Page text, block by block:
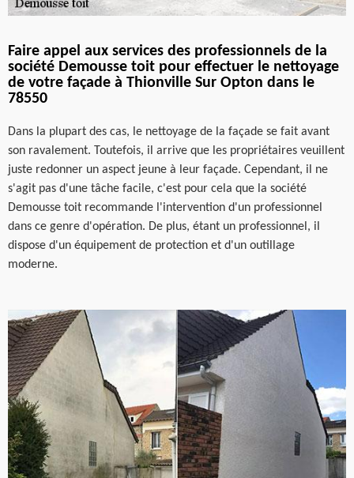
Faire appel aux services des professionnels de la
société Demousse toit pour effectuer le nettoyage
de votre façade à Thionville Sur Opton dans le
78550
Dans la plupart des cas, le nettoyage de la façade se fait avant
son ravalement. Toutefois, il arrive que les propriétaires veuillent
juste redonner un aspect jeune à leur façade. Cependant, il ne
s'agit pas d'une tâche facile, c'est pour cela que la société
Demousse toit recommande l'intervention d'un professionnel
dans ce genre d'opération. De plus, étant un professionnel, il
dispose d'un équipement de protection et d'un outillage
moderne.